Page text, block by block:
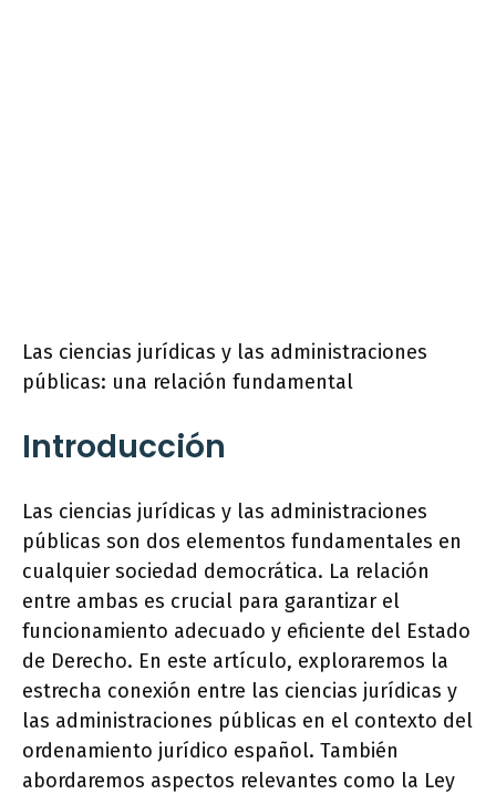
Las ciencias jurídicas y las administraciones
públicas: una relación fundamental
Introducción
Las ciencias jurídicas y las administraciones
públicas son dos elementos fundamentales en
cualquier sociedad democrática. La relación
entre ambas es crucial para garantizar el
funcionamiento adecuado y eficiente del Estado
de Derecho. En este artículo, exploraremos la
estrecha conexión entre las ciencias jurídicas y
las administraciones públicas en el contexto del
ordenamiento jurídico español. También
abordaremos aspectos relevantes como la Ley